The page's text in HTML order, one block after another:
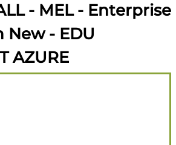
- MEL - Enterprise
New - EDU
AZURE